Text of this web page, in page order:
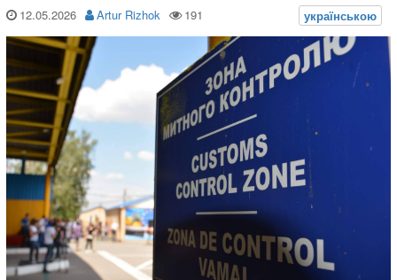
12.05.2026 Artur Rizhok